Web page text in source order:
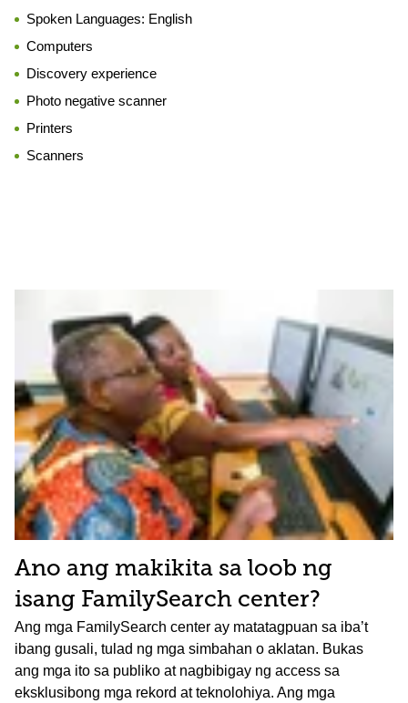
Spoken Languages: English
Computers
Discovery experience
Photo negative scanner
Printers
Scanners
Ano ang makikita sa loob ng
isang FamilySearch center?
Ang mga FamilySearch center ay matatagpuan sa iba’t
ibang gusali, tulad ng mga simbahan o aklatan. Bukas
ang mga ito sa publiko at nagbibigay ng access sa
eksklusibong mga rekord at teknolohiya. Ang mga